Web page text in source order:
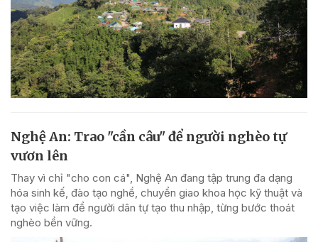
Nghệ An: Trao "cần câu" để người nghèo tự
vươn lên
Thay vì chỉ "cho con cá", Nghệ An đang tập trung đa dạng
hóa sinh kế, đào tạo nghề, chuyển giao khoa học kỹ thuật và
tạo việc làm để người dân tự tạo thu nhập, từng bước thoát
nghèo bền vững.